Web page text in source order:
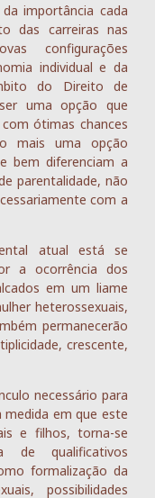
importância cada
das carreiras nas
configurações
individual e da
do Direito de
uma opção que
ótimas chances
mais uma opção
bem diferenciam a
parentalidade, não
com a
atual está se
a ocorrência dos
em um liame
heterossexuais,
permanecerão
crescente,
necessário para
em que este
e filhos, torna-se
de qualificativos
formalização da
possibilidades